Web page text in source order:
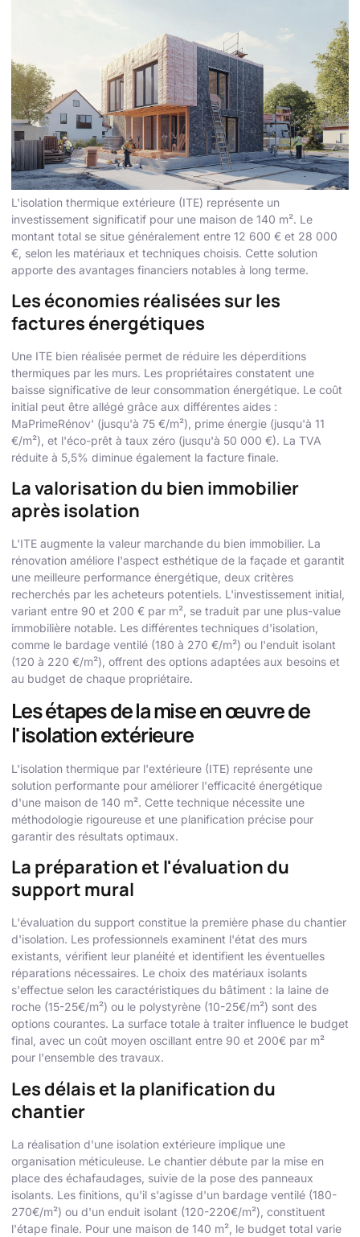
L'isolation thermique extérieure (ITE) représente un
investissement significatif pour une maison de 140 m². Le
montant total se situe généralement entre 12 600 € et 28 000
€, selon les matériaux et techniques choisis. Cette solution
apporte des avantages financiers notables à long terme.
Les économies réalisées sur les
factures énergétiques
Une ITE bien réalisée permet de réduire les déperditions
thermiques par les murs. Les propriétaires constatent une
baisse significative de leur consommation énergétique. Le coût
initial peut être allégé grâce aux différentes aides :
MaPrimeRénov' (jusqu'à 75 €/m²), prime énergie (jusqu'à 11
€/m²), et l'éco-prêt à taux zéro (jusqu'à 50 000 €). La TVA
réduite à 5,5% diminue également la facture finale.
La valorisation du bien immobilier
après isolation
L'ITE augmente la valeur marchande du bien immobilier. La
rénovation améliore l'aspect esthétique de la façade et garantit
une meilleure performance énergétique, deux critères
recherchés par les acheteurs potentiels. L'investissement initial,
variant entre 90 et 200 € par m², se traduit par une plus-value
immobilière notable. Les différentes techniques d'isolation,
comme le bardage ventilé (180 à 270 €/m²) ou l'enduit isolant
(120 à 220 €/m²), offrent des options adaptées aux besoins et
au budget de chaque propriétaire.
Les étapes de la mise en œuvre de
l'isolation extérieure
L'isolation thermique par l'extérieure (ITE) représente une
solution performante pour améliorer l'efficacité énergétique
d'une maison de 140 m². Cette technique nécessite une
méthodologie rigoureuse et une planification précise pour
garantir des résultats optimaux.
La préparation et l'évaluation du
support mural
L'évaluation du support constitue la première phase du chantier
d'isolation. Les professionnels examinent l'état des murs
existants, vérifient leur planéité et identifient les éventuelles
réparations nécessaires. Le choix des matériaux isolants
s'effectue selon les caractéristiques du bâtiment : la laine de
roche (15-25€/m²) ou le polystyrène (10-25€/m²) sont des
options courantes. La surface totale à traiter influence le budget
final, avec un coût moyen oscillant entre 90 et 200€ par m²
pour l'ensemble des travaux.
Les délais et la planification du
chantier
La réalisation d'une isolation extérieure implique une
organisation méticuleuse. Le chantier débute par la mise en
place des échafaudages, suivie de la pose des panneaux
isolants. Les finitions, qu'il s'agisse d'un bardage ventilé (180-
270€/m²) ou d'un enduit isolant (120-220€/m²), constituent
l'étape finale. Pour une maison de 140 m², le budget total varie